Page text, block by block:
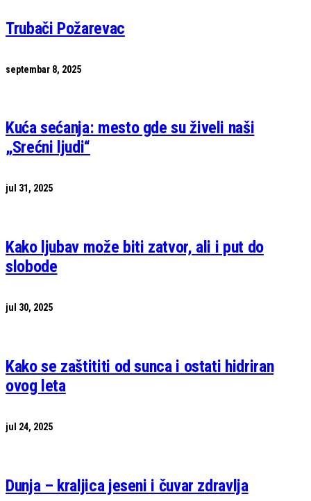
Trubači Požarevac
septembar 8, 2025
Kuća sećanja: mesto gde su živeli naši
„Srećni ljudi“
jul 31, 2025
Kako ljubav može biti zatvor, ali i put do
slobode
jul 30, 2025
Kako se zaštititi od sunca i ostati hidriran
ovog leta
jul 24, 2025
Dunja – kraljica jeseni i čuvar zdravlja